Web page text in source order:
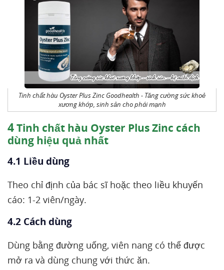
Tinh chất hàu Oyster Plus Zinc Goodhealth - Tăng cường sức khoẻ
xương khớp, sinh sản cho phái mạnh
4Tinh chất hàu Oyster Plus Zinc cách
dùng hiệu quả nhất
4.1 Liều dùng
Theo chỉ định của bác sĩ hoặc theo liều khuyến
cáo: 1-2 viên/ngày.
4.2 Cách dùng
Dùng bằng đường uống, viên nang có thể được
mở ra và dùng chung với thức ăn.